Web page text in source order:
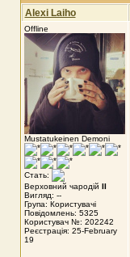
Alexi Laiho
Offline
Mustatukeinen Demoni
Стать:
Верховний чародій II
Вигляд: --
Група: Користувачі
Повідомлень: 5325
Користувач №: 202242
Реєстрація: 25-February
19